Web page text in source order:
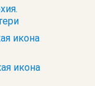
икона
икона